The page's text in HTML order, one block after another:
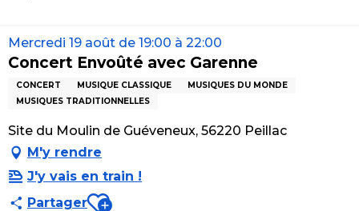
Mercredi 19 août de 19:00 à 22:00
Concert Envoûté avec Garenne
CONCERT MUSIQUE CLASSIQUE
MUSIQUES DU MONDE
MUSIQUES TRADITIONNELLES
Site du Moulin de Guéveneux, 56220 Peillac
M'y rendre
J'y vais en train !
PartagerAjouter aux favoris